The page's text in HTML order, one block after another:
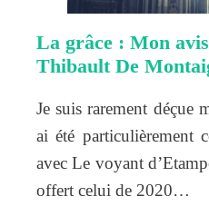
La grâce : Mon
Thibault De
Je suis rarement déçue
ai été particulièrement
avec Le voyant
offert celui de 2020…